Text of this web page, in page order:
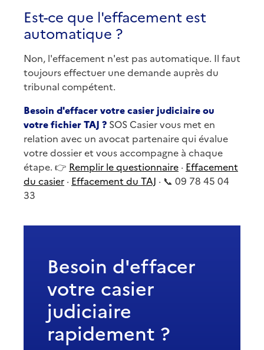
Est-ce que l'effacement est
automatique ?
Non, l'effacement n'est pas automatique. Il faut
toujours effectuer une demande auprès du
tribunal compétent.
Besoin d'effacer votre casier judiciaire ou
votre fichier TAJ ? SOS Casier vous met en
relation avec un avocat partenaire qui évalue
votre dossier et vous accompagne à chaque
étape. 👉 Remplir le questionnaire · Effacement
du casier · Effacement du TAJ · 📞 09 78 45 04
33
Besoin d'effacer
votre casier
judiciaire
rapidement ?